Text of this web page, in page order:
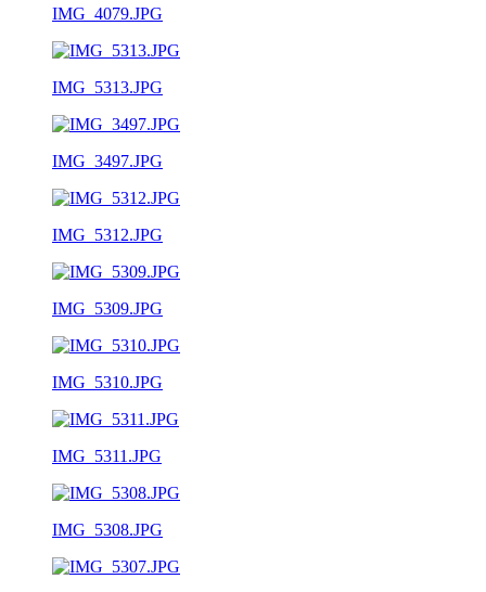
IMG_4079.JPG
IMG_5313.JPG
IMG_3497.JPG
IMG_5312.JPG
IMG_5309.JPG
IMG_5310.JPG
IMG_5311.JPG
IMG_5308.JPG